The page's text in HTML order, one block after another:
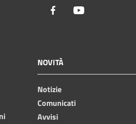
Facebook
NOVITÀ
Notizie
Comunicati
Avvisi